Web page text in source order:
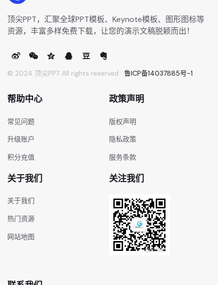
顶尖PPT，汇聚全球PPT模板、Keynote模板、图形图标等
资源，丰富多样免费下载，让您的演示文稿脱颖而出！
© 2024 顶尖PPT All rights reserved · 鲁ICP备14037885号-1
帮助中心
常见问题
升级账户
积分充值
政策声明
版权声明
隐私政策
服务条款
关于我们
关于我们
热门资源
网站地图
关注我们